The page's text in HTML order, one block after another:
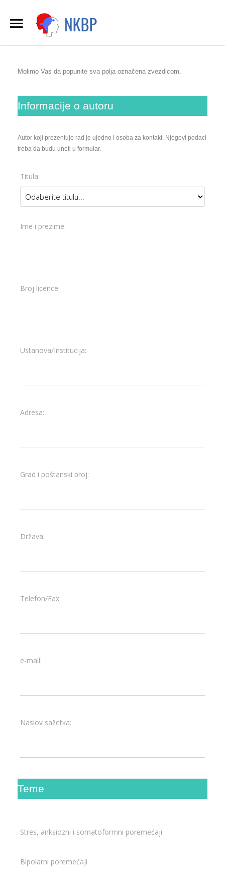
Udruženje za UPS
NKBP informacije
Stručne informacije
Sponzori i izlagači
Smeštaj
Kontakt
Pretragasajta
Molimo Vas da popunite sva polja označena zvezdicom.
Informacije o autoru
Autor koji prezentuje rad je ujedno i osoba za kontakt. Njegovi podaci
treba da budu uneti u formular.
Titula:
Ime i prezime:
Broj licence:
Ustanova/Institucija:
Adresa:
Grad i poštanski broj:
Država:
Telefon/Fax:
e-mail:
Naslov sažetka:
Teme
Stres, anksiozni i somatoformni poremećaji
Bipolarni poremećaji